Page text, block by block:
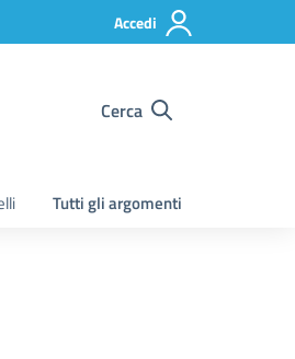
Accedi
Cerca
Tutti gli argomenti